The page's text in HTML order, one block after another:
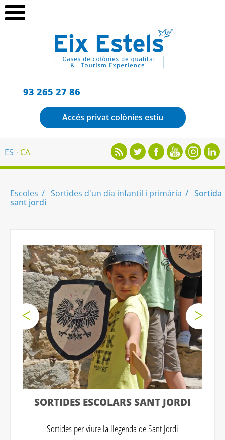
93 265 27 86
Accés privat colònies estiu
ES CA
Escoles Sortides d'un dia infantil i primària
Sortida
sant jordi
SORTIDES ESCOLARS SANT JORDI
Sortides per viure la llegenda de Sant Jordi